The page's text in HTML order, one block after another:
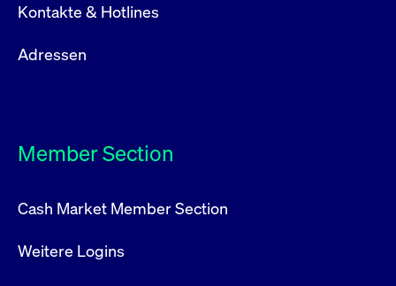
Kontakte & Hotlines
Adressen
Member Section
Cash Market Member Section
Weitere Logins